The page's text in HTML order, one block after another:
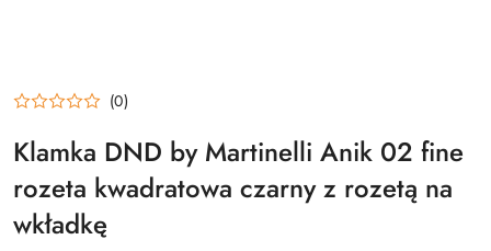
(0)
Klamka DND by Martinelli Anik 02 fine
rozeta kwadratowa czarny z rozetą na
wkładkę